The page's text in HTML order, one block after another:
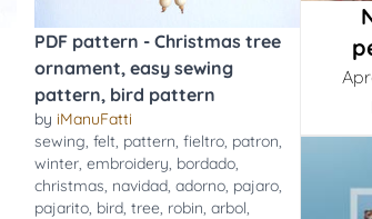
PDF pattern - Christmas tree
ornament, easy sewing
pattern, bird pattern
by iManuFatti
sewing,felt, pattern,fieltro, patron,
winter,embroidery, bordado,
christmas, navidad,adorno, pajaro,
pajarito, bird,tree, robin,arbol,